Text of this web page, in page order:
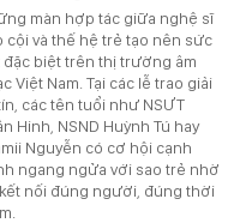
màn hợp tác giữa nghệ sĩ
cội và thế hệ trẻ tạo nên sức
đặc biệt trên thị trường âm
Việt Nam. Tại các lễ trao giải
các tên tuổi như NSƯT
Hinh, NSND Huỳnh Tú hay
Nguyễn có cơ hội cạnh
ngang ngửa với sao trẻ nhờ
nối đúng người, đúng thời